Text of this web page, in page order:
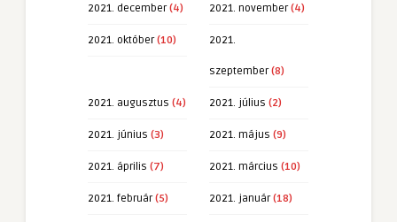
2021. december(4) 2021. november(4)
2021. október(10) 2021.
szeptember(8)
2021. augusztus (4) 2021. július (2)
2021. június (3) 2021. május (9)
2021. április (7) 2021. március (10)
2021. február(5) 2021. január(18)